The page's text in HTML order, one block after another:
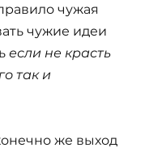
чужая
чужие идеи
если не красть
так и
же выход